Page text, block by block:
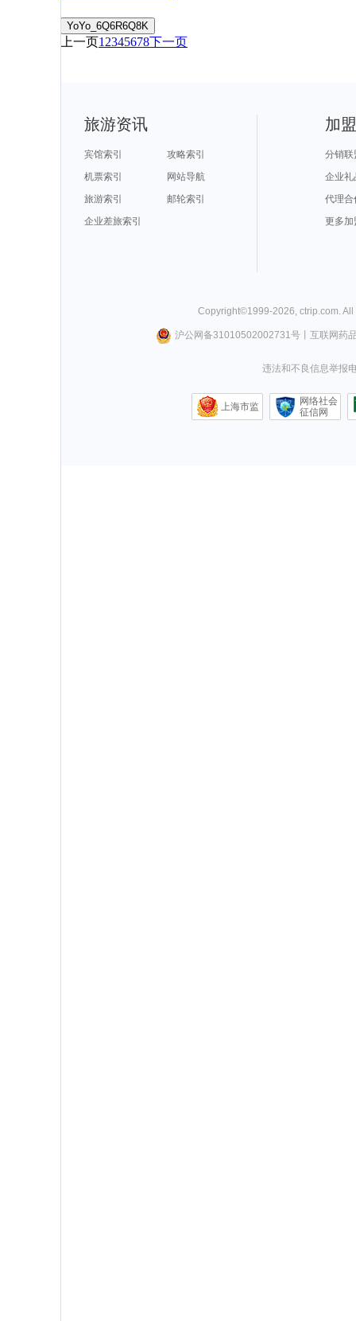
YoYo_6Q6R6Q8K
上一页1 2345678下一页
旅游资讯
宾馆索引
攻略索引
机票索引
网站导航
旅游索引
邮轮索引
企业差旅索引
加
分销联
企业礼
代理合
更多加
Copyright©1999-2026, ctrip.com.
沪公网备31010502002731号丨 互联网药
违法和不良信息举报
上海市监
网络社会
征信网